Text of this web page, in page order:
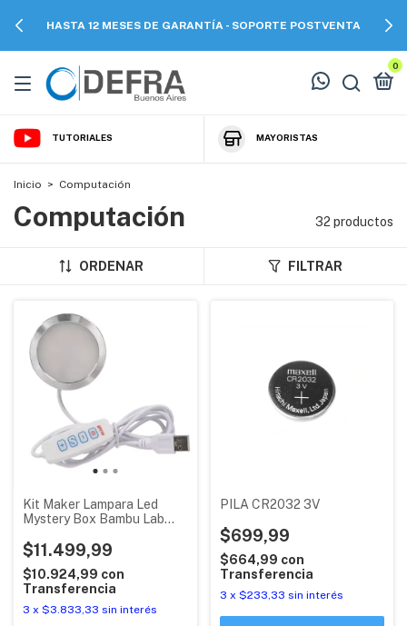
HASTA 12 MESES DE GARANTÍA - SOPORTE POSTVENTA
0
TUTORIALES MAYORISTAS
Inicio > Computación
Computación 32 productos
ORDENAR FILTRAR
Kit Maker Lampara Led
Mystery Box Bambu Lab
Multicolor 001
$11.499,99
$10.924,99 con
Transferencia
3 x $3.833,33 sin interés
PILA CR2032 3V
$699,99
$664,99 con
Transferencia
3 x $233,33 sin interés